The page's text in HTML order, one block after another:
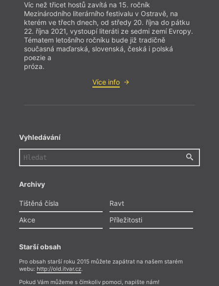
Víc než třicet hostů zavítá na 15. ročník
Mezinárodního literárního festivalu v Ostravě, na
kterém ve třech dnech, od středy 20. října do pátku
22. října 2021, vystoupí literáti ze sedmi zemí Evropy.
Tématem letošního ročníku bude již tradičně
současná maďarská, slovenská, česká i polská
poezie a
próza.
Více info
Vyhledávání
Archivy
Tištěná čísla
Ravt
Akce
Příležitosti
Starší obsah
Pro obsah starší roku 2015 můžete zapátrat na našem starém
webu: http://old.itvar.cz.
Pokud Vám můžeme s čímkoliv pomoci, napište nám!